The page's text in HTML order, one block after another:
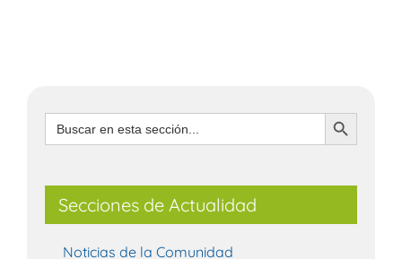
Buscar: Botón de búsqueda
Secciones de Actualidad
Noticias de la Comunidad